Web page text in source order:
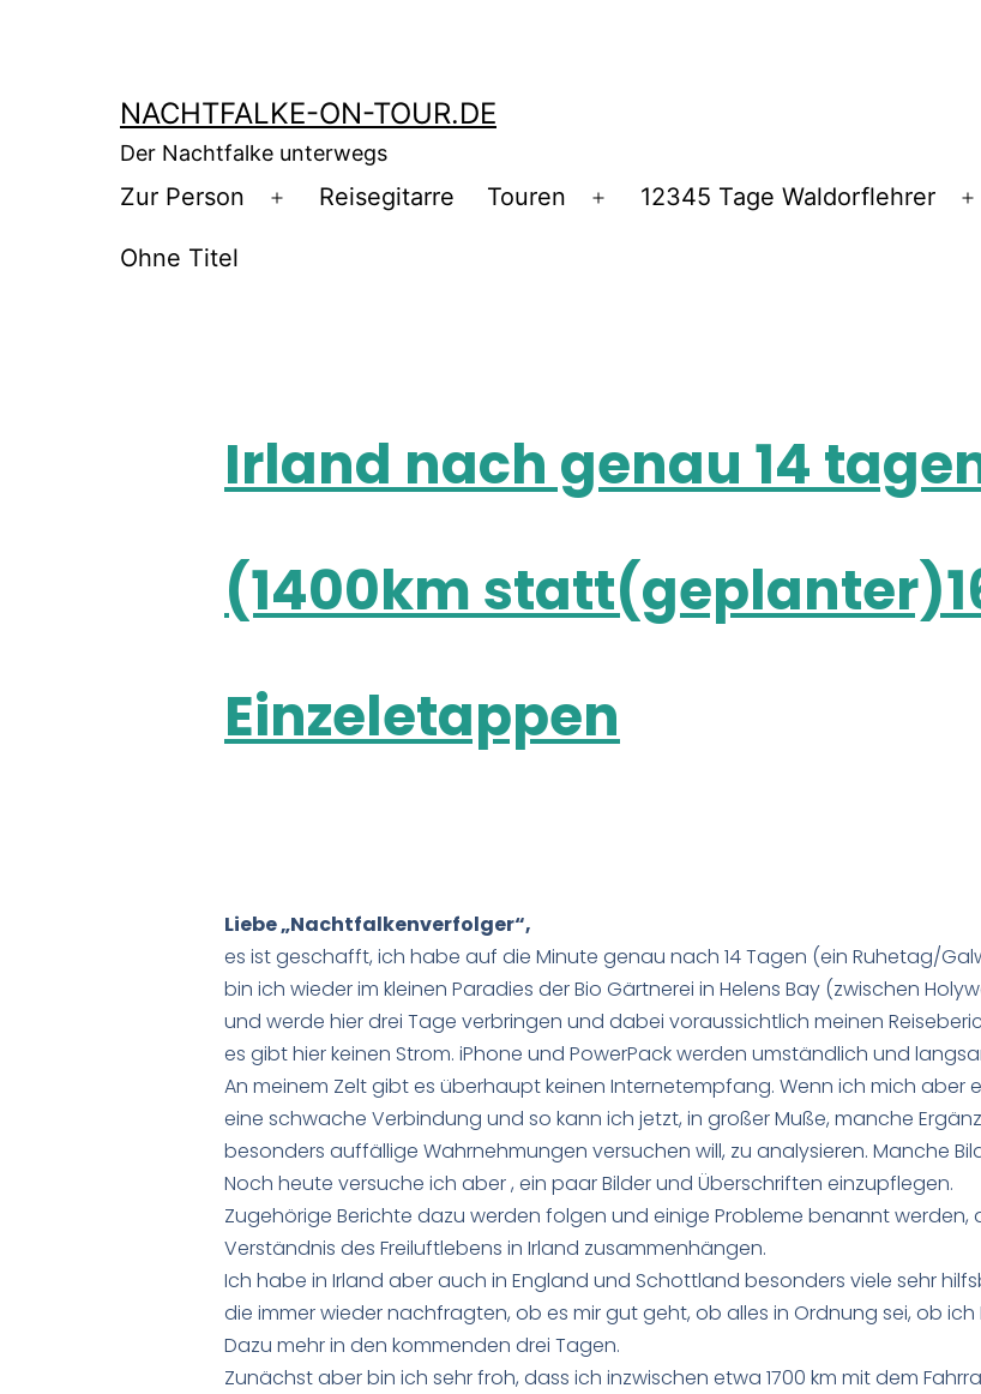
NACHTFALKE-ON-TOUR.DE
Der Nachtfalke unterwegs
Zur Person Reisegitarre Touren 12345 Tage Waldorflehrer
Ohne Titel
Irland nach genau 14
(1400km
Einzeletappen
Liebe „Nachtfalkenverfolger“,
es ist geschafft, ich habe auf die Minute genau nach 14 Tagen (ein Ruhetag/
bin ich wieder im kleinen Paradies der Bio Gärtnerei in Helens Bay (zwischen
und werde hier drei Tage verbringen und dabei voraussichtlich meinen
es gibt hier keinen Strom. iPhone und PowerPack werden umständlich und
An meinem Zelt gibt es überhaupt keinen Internetempfang. Wenn ich mich aber
eine schwache Verbindung und so kann ich jetzt, in großer Muße, manche
besonders auffällige Wahrnehmungen versuchen will, zu analysieren. Manche
Noch heute versuche ich aber , ein paar Bilder und Überschriften einzupflegen.
Zugehörige Berichte dazu werden folgen und einige Probleme benannt werden,
Verständnis des Freiluftlebens in Irland zusammenhängen.
Ich habe in Irland aber auch in England und Schottland besonders viele sehr
die immer wieder nachfragten, ob es mir gut geht, ob alles in Ordnung sei, ob
Dazu mehr in den kommenden drei Tagen.
Zunächst aber bin ich sehr froh, dass ich inzwischen etwa 1700 km mit dem